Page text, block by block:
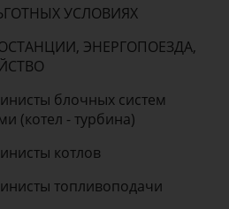
УСЛОВИЯХ
ЭНЕРГОПОЕЗДА,
блочных систем
(котел - турбина)
котлов
топливоподачи